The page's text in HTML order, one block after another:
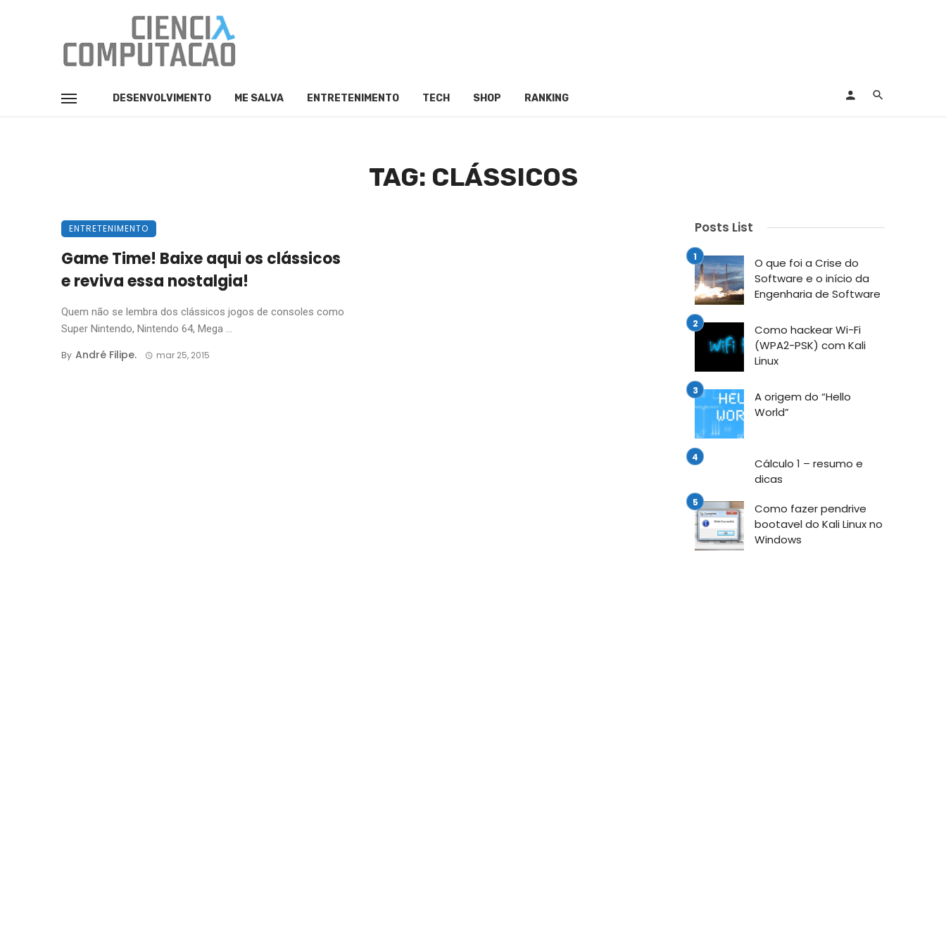
DESENVOLVIMENTO ME SALVA ENTRETENIMENTO TECH SHOP RANKING
TAG: CLÁSSICOS
ENTRETENIMENTO
Game Time! Baixe aqui os clássicos
e reviva essa nostalgia!
Quem não se lembra dos clássicos jogos de consoles como
Super Nintendo, Nintendo 64, Mega ...
By André Filipe. mar 25, 2015
Posts List
O que foi a Crise do
Software e o início da
Engenharia de Software
Como hackear Wi-Fi
(WPA2-PSK) com Kali
Linux
A origem do “Hello
World”
Cálculo 1 – resumo e
dicas
Como fazer pendrive
bootavel do Kali Linux no
Windows